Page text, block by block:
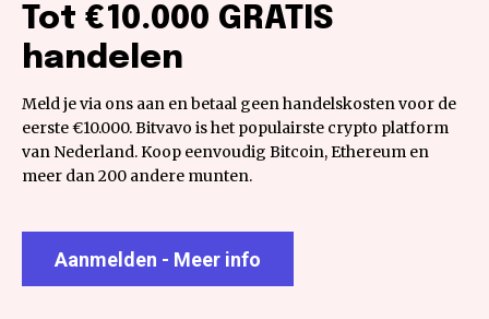
Tot €10.000 GRATIS
handelen
Meld je via ons aan en betaal geen handelskosten voor de
eerste €10.000. Bitvavo is het populairste crypto platform
van Nederland. Koop eenvoudig Bitcoin, Ethereum en
meer dan 200 andere munten.
Aanmelden - Meer info